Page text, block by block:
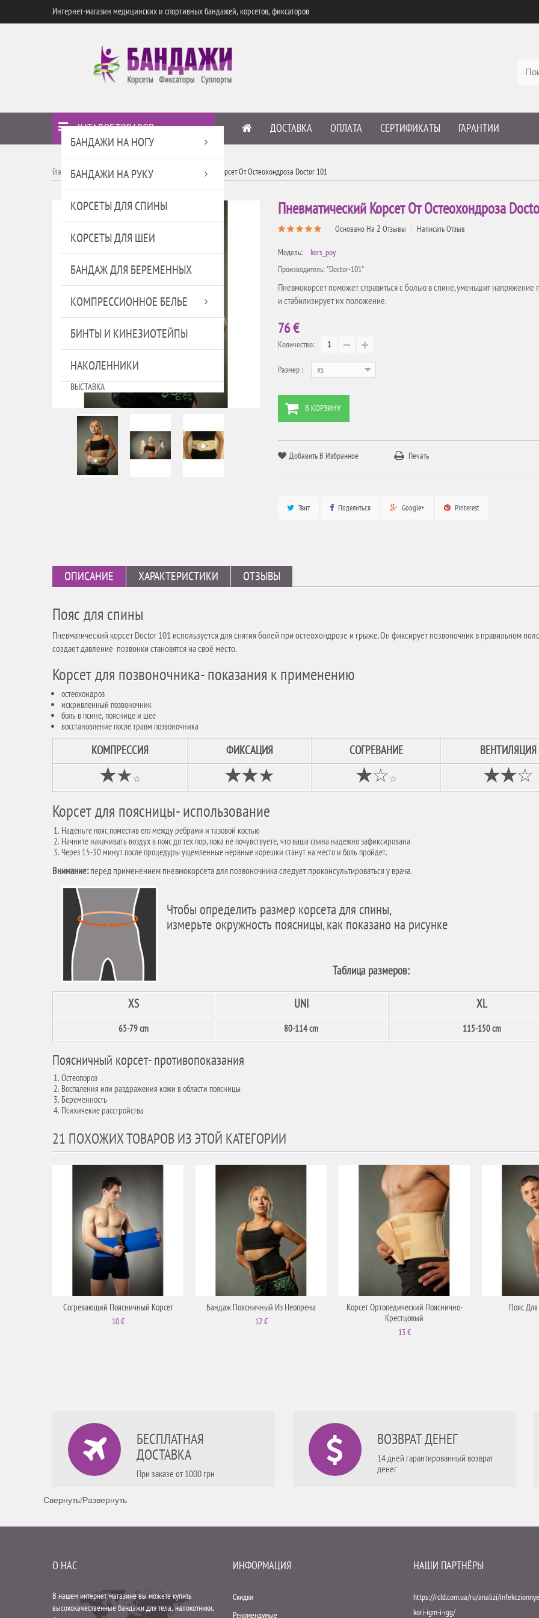
Интернет-магазин медицинских и спортивных бандажей, корсетов, фиксаторов
ДОСТАВКА ОПЛАТА СЕРТИФИКАТЫ ГАРАНТИИ
КАТАЛОГ ТОВАРОВ
БАНДАЖИ НА НОГУ
БАНДАЖИ НА РУКУ
КОРСЕТЫ ДЛЯ СПИНЫ
КОРСЕТЫ ДЛЯ ШЕИ
БАНДАЖ ДЛЯ БЕРЕМЕННЫХ
КОМПРЕССИОННОЕ БЕЛЬЕ
БИНТЫ И КИНЕЗИОТЕЙПЫ
НАКОЛЕННИКИ
ВЫСТАВКА
Главная КОРСЕТЫ ДЛЯ СПИНЫ Пневматический Корсет От Остеохондроза Doctor 101
Пневматический Корсет От Остеохондроза
Основано На 2 Отзывы Написать Отзыв
Модель:
kors_poy
Производитель: "Doctor-101"
Пневмокорсет поможет справиться с болью в спине, уменьшит напряжение
и стабилизирует их положение.
76 €
Количество:
Размер : XS
В КОРЗИНУ
Добавить В Избранное Печать
Твит Поделиться Google+ Pinterest
ОПИСАНИЕ ХАРАКТЕРИСТИКИ ОТЗЫВЫ
Пояс для спины
Пневматический корсет Doctor 101 используется для снятия болей при остеохондрозе и грыже. Он фиксирует позвоночник в правильном
создает давление позвонки становятся на своё место.
Корсет для позвоночника- показания к применению
остеохондроз
искривленный позвоночник
боль в псине, пояснице и шее
восстановление после травм позвоночника
КОМПРЕССИЯ ФИКСАЦИЯ СОГРЕВАНИЕ ВЕНТИЛЯЦИЯ
★★☆ ★★★ ★☆☆ ★★☆
Корсет для поясницы- использование
Наденьте пояс поместив его между ребрами и тазовой костью
Начните накачивать воздух в пояс до тех пор, пока не почувствуете, что ваша спина надежно зафиксирована
Через 15-30 минут после процедуры ущемленные нервные корешки станут на место и боль пройдет.
Внимание:перед применением пневмокорсета для позвоночника следует проконсультироваться у врача.
Чтобы определить размер корсета для спины,
измерьте окружность поясницы, как показано на рисунке
Таблица размеров:
XS UNI XL
65-79 cm 80-114 cm 115-150 cm
Поясничный корсет- противопоказания
Остеопороз
Воспаления или раздражения кожи в области поясницы
Беременность
Психичекие расстройства
21 ПОХОЖИХ ТОВАРОВ ИЗ ЭТОЙ КАТЕГОРИИ
Согревающий Поясничный Корсет
10 €
Бандаж Поясничный Из Неопрена
12 €
Корсет Ортопедический Пояснично-
Крестцовый
13 €
Пояс
БЕСПЛАТНАЯ
ДОСТАВКА
При заказе от 1000 грн
ВОЗВРАТ ДЕНЕГ
14 дней гарантированный возврат
денег
Свернуть/Развернуть
О НАС
В нашем интернет-магазине вы можете купить
высококачественные бандажи для тела, налокотники,
ИНФОРМАЦИЯ
Скидки
Рекомендумые
НАШИ ПАРТНЁРЫ
https://rcld.com.ua/ru/analizi/
kori-igm-i-igg/